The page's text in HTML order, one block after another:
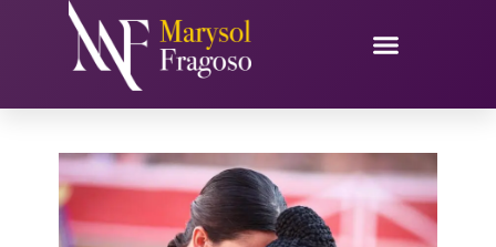
contenido